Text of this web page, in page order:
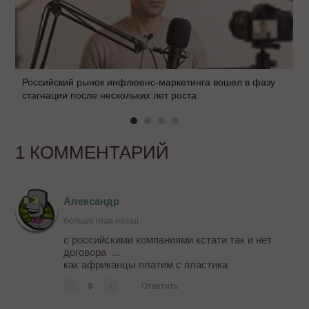
Российский рынок инфлюенс-маркетинга вошел в фазу
стагнации после нескольких лет роста
1 КОММЕНТАРИЙ
Александр
больше года назад
с российскими компаниями кстати так и нет
договора ...
как африканцы платим с пластика
0 Ответить